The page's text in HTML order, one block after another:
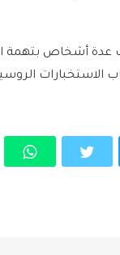
عدة أشخاص بتهمة
الاستخبارات